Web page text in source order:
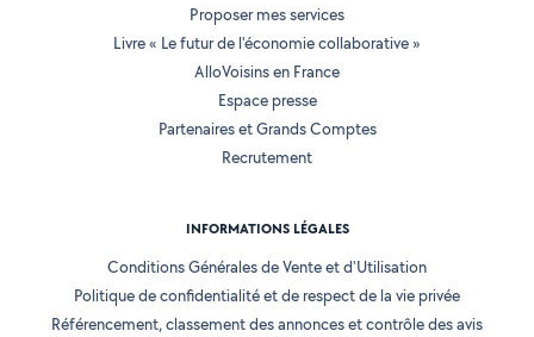
Proposer mes services
Livre « Le futur de l'économie collaborative »
AlloVoisins en France
Espace presse
Partenaires et Grands Comptes
Recrutement
INFORMATIONS LÉGALES
Conditions Générales de Vente et d'Utilisation
Politique de confidentialité et de respect de la vie privée
Référencement, classement des annonces et contrôle des avis